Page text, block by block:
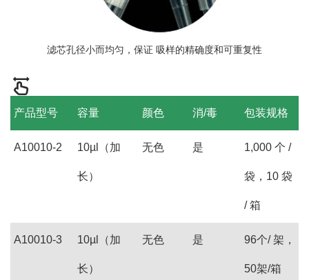
滤芯孔径小而均匀，保证 吸样的精确度和可重复性
产品型号 容量 颜色 消/毒 包装规格
A10010-2 10µl（加
长）
无色 是 1,000 个 /
袋，10 袋
/ 箱
A10010-3 10µl（加
长）
无色 是 96个/ 架，
50架/箱